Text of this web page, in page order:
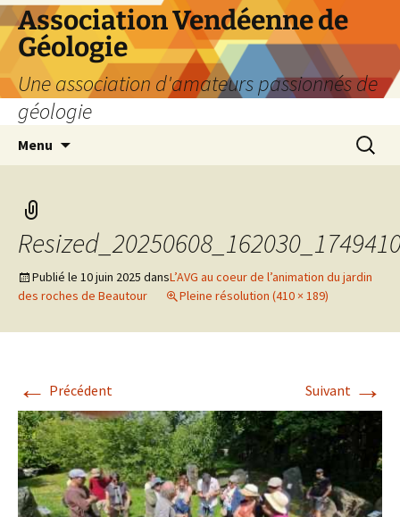
Aller
au
contenu
Association Vendéenne de
Géologie
Une association d'amateurs passionnés de
géologie
Menu
Publié le 10 juin 2025 dansL’AVG au coeur de l’animation du jardin
des roches de Beautour
Pleine résolution (410 × 189)
← Précédent Suivant →